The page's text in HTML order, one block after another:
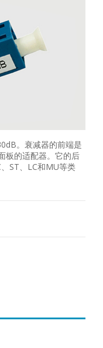
。衰减器的前端是
板的适配器。它的后
ST、LC和MU等类